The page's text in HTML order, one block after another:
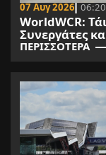
07 Αυγ 2026 06:20
WorldWCR:
Συνεργάτες
ΠΕΡΙΣΣΟΤΕΡΑ